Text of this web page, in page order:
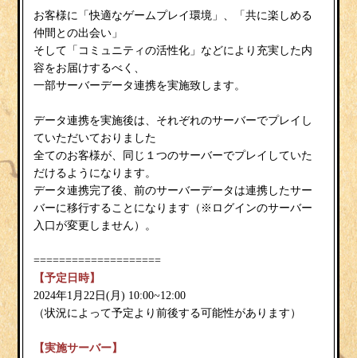
お客様に「快適なゲームプレイ環境」、「共に楽しめる
仲間との出会い」
そして「コミュニティの活性化」などにより充実した内
容をお届けするべく、
一部サーバーデータ連携を実施致します。
データ連携を実施後は、それぞれのサーバーでプレイし
ていただいておりました
全てのお客様が、同じ１つのサーバーでプレイしていた
だけるようになります。
データ連携完了後、前のサーバーデータは連携したサー
バーに移行することになります（※ログインのサーバー
入口が変更しません）。
====================
【予定日時】
2024年1月22日(月) 10:00~12:00
（状況によって予定より前後する可能性があります）
【実施サーバー】